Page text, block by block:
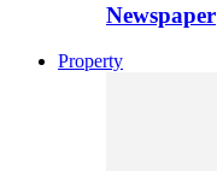
Newspaper
Property